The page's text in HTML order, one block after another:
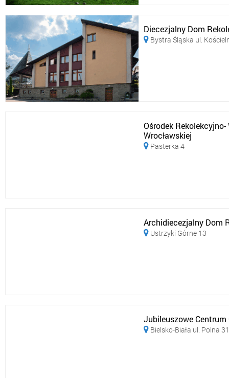
Diecezjalny Dom
 Bystra Śląska ul.
Ośrodek
Wrocławskiej
 Pasterka 4
Archidiecezjalny Dom
 Ustrzyki Górne 13
Jubileuszowe
 Bielsko-Biała ul. Polna 31